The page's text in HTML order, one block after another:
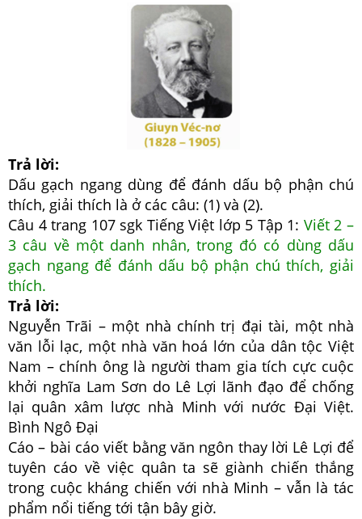
Trả lời:
Dấu gạch ngang dùng để đánh dấu bộ phận chú
thích, giải thích là ở các câu: (1) và (2).
Câu 4 trang 107 sgk Tiếng Việt lớp 5 Tập 1: Viết 2 –
3 câu về một danh nhân, trong đó có dùng dấu
gạch ngang để đánh dấu bộ phận chú thích, giải
thích.
Trả lời:
Nguyễn Trãi – một nhà chính trị đại tài, một nhà
văn lỗi lạc, một nhà văn hoá lớn của dân tộc Việt
Nam – chính ông là người tham gia tích cực cuộc
khởi nghĩa Lam Sơn do Lê Lợi lãnh đạo để chống
lại quân xâm lược nhà Minh với nước Đại Việt.
Bình Ngô Đại
Cáo – bài cáo viết bằng văn ngôn thay lời Lê Lợi để
tuyên cáo về việc quân ta sẽ giành chiến thắng
trong cuộc kháng chiến với nhà Minh – vẫn là tác
phẩm nổi tiếng tới tận bây giờ.